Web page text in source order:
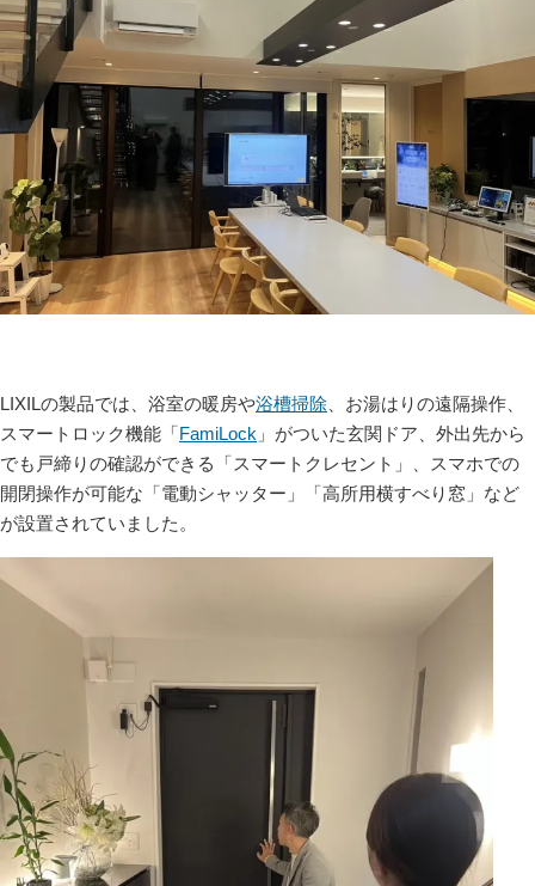
LIXILの製品では、浴室の暖房や浴槽掃除 、お湯はりの遠隔操作、
スマートロック機能「 FamiLock 」がついた玄関ドア、外出先から
でも戸締りの確認ができる「スマートクレセント」、スマホでの
開閉操作が可能な「電動シャッター」「高所用横すべり窓」など
が設置されていました。